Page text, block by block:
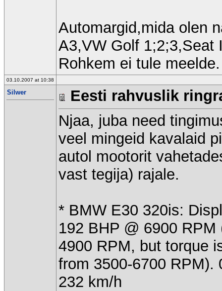
Automargid,mida olen
A3,VW Golf 1;2;3,Seat
Rohkem ei tule meelde.
03.10.2007 at 10:38
Silwer
Eesti rahvuslik
Njaa, juba need
veel mingeid kavalaid
autol mootorit
vast tegija) rajale.
* BMW E30 320is:
192 BHP @ 6900
4900 RPM, but torque
from 3500-6700 RPM).
232 km/h